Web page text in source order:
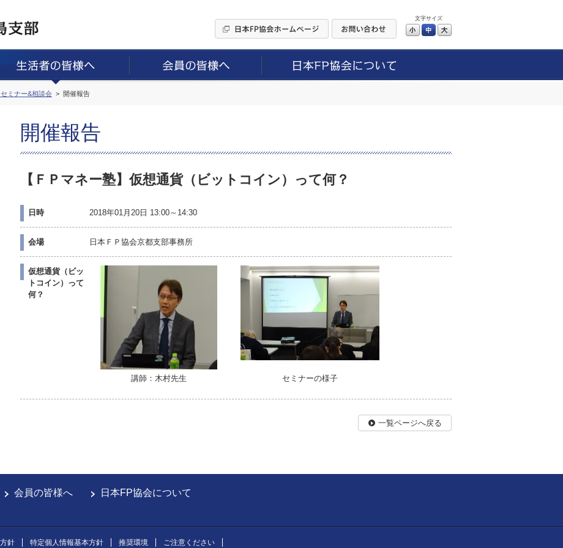
文字サイズ
小 中
ミナー&相談会 開催報告
開催報告
【ＦＰマネー塾】仮想通貨（ビットコイン）って何？
日時 2018年01月20日 13:00～14:30
会場 日本ＦＰ協会京都支部事務所
仮想通貨（ビッ
トコイン）って
何？
講師：木村先生 セミナーの様子
一覧ページへ戻る
会員の皆様へ 日本FP協会について
針 特定個人情報基本方針 推奨環境 ご注意ください